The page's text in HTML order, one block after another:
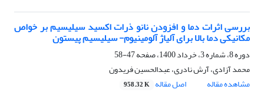
بررسی اثرات دما و افزودن نانو ذرات اکسید سیلیسیم بر خواص
مکانیکی دما بالا برای آلیاژ آلومینیوم- سیلیسیم پیستون
دوره 8، شماره 3، خرداد 1400، صفحه
47-58
محمد آزادی، آرش نادری، عبدالحسین فریدون
مشاهده مقاله
اصل مقاله 958.32 K